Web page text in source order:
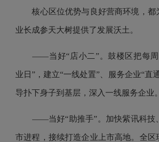
核心区位优势与良好营商环境，都
业长成参天大树提供了发展沃土。
——当好“店小二”。鼓楼区把每周
业日”，建立“一线处置”、服务企业“直
导扑下身子到基层，深入一线服务企业
——当好“助推手”。加快紫讯科技
市进程，接续打造企业上市高地。全区